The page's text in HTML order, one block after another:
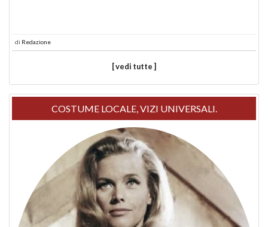
di Redazione
[ vedi tutte ]
COSTUME LOCALE, VIZI UNIVERSALI.